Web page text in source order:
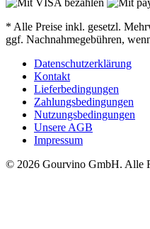
* Alle Preise inkl. gesetzl.
ggf. Nachnahmegebühren,
Datenschutzerklärung
Kontakt
Lieferbedingungen
Zahlungsbedingungen
Nutzungsbedingungen
Unsere AGB
Impressum
© 2026 Gourvino GmbH. Alle